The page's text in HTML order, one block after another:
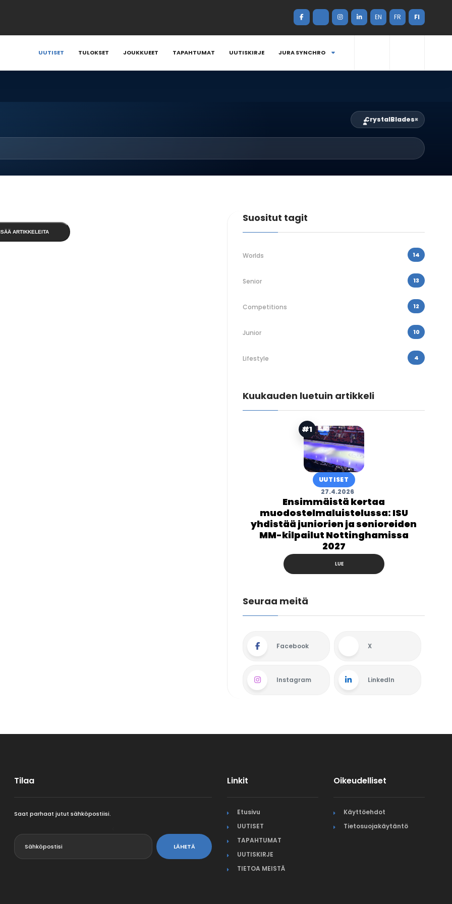
EN FR FI
UUTISET TULOKSET JOUKKUEET TAPAHTUMAT UUTISKIRJE JURA SYNCHRO
CrystalBlades×
ARTIKKELEITA
Suositut tagit
Worlds 14
Senior 13
Competitions 12
Junior 10
Lifestyle 4
Kuukauden luetuin artikkeli
#1
UUTISET
27.4.2026
Ensimmäistä kertaa
muodostelmaluistelussa: ISU
yhdistää juniorien ja senioreiden
MM-kilpailut Nottinghamissa
2027
LUE
Seuraa meitä
Facebook X
Instagram LinkedIn
Tilaa
Saat parhaat jutut sähköpostiisi.
LÄHETÄ
Linkit
Etusivu
UUTISET
TAPAHTUMAT
UUTISKIRJE
TIETOA MEISTÄ
Oikeudelliset
Käyttöehdot
Tietosuojakäytäntö